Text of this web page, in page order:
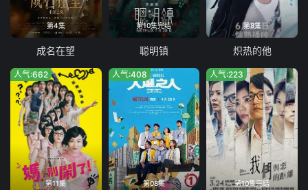
第4集
成名在望
第10集完结
聪明镇
第8集
炽热的他
第11集
人气:662
第08集
人气:408
第10集完结
人气:223